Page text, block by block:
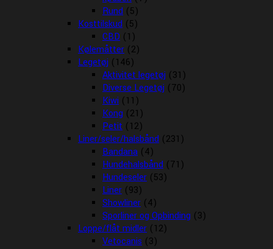
Rund (5)
Kosttilskud (5)
CBD (1)
Kølemåtter (2)
Legetøj (146)
Aktivitet legetøj (31)
Diverse Legetøj (70)
Kiwi (11)
Kong (21)
Petit (12)
Liner/seler/halsbånd (231)
Bandana (4)
Hundehalsbånd (71)
Hundeseler (53)
Liner (93)
Showliner (4)
Sporliner og Opbinding (3)
Loppe/flåt midler (12)
Vetocanis (3)